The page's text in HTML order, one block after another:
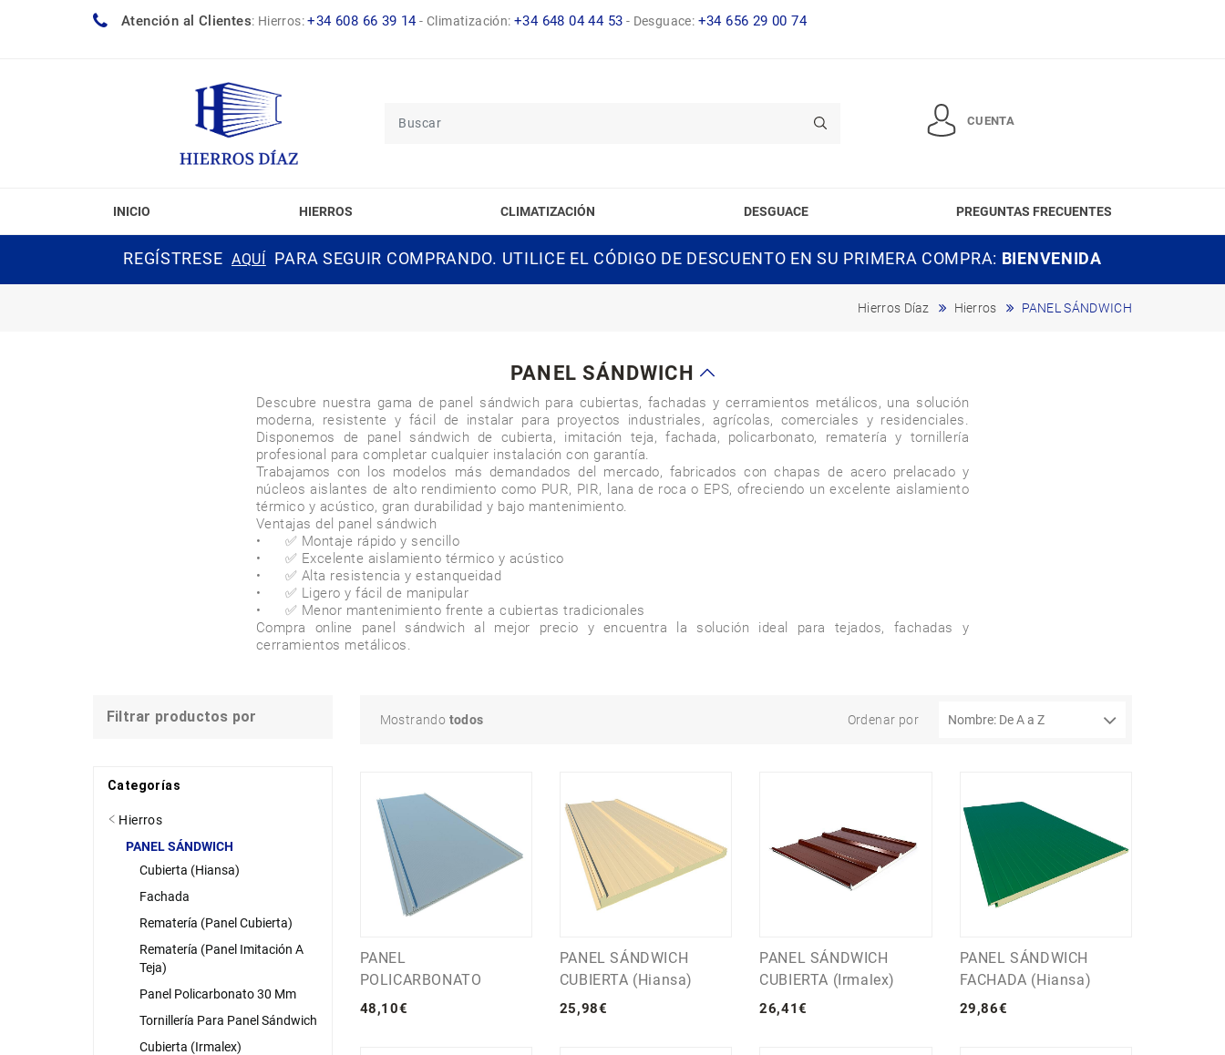
Atención al Clientes: Hierros:+34 608 66 39 14-Climatización:+34 648 04 44 53 - Desguace: +34 656 29 00 74
CUENTA
INICIO HIERROS CLIMATIZACIÓN DESGUACE PREGUNTAS FRECUENTES
REGÍSTRESE AQUÍ PARA SEGUIR COMPRANDO. UTILICE EL CÓDIGO DE DESCUENTO EN SU PRIMERA COMPRA: BIENVENIDA
Hierros Díaz Hierros PANEL SÁNDWICH
PANEL SÁNDWICH
Descubre nuestra gama de panel sándwich para cubiertas, fachadas y cerramientos metálicos, una solución
moderna, resistente y fácil de instalar para proyectos industriales, agrícolas, comerciales y residenciales.
Disponemos de panel sándwich de cubierta, imitación teja, fachada, policarbonato, rematería y tornillería
profesional para completar cualquier instalación con garantía.
Trabajamos con los modelos más demandados del mercado, fabricados con chapas de acero prelacado y
núcleos aislantes de alto rendimiento como PUR, PIR, lana de roca o EPS, ofreciendo un excelente aislamiento
térmico y acústico, gran durabilidad y bajo mantenimiento.
Ventajas del panel sándwich
•	✅ Montaje rápido y sencillo
•	✅ Excelente aislamiento térmico y acústico
•	✅ Alta resistencia y estanqueidad
•	✅ Ligero y fácil de manipular
•	✅ Menor mantenimiento frente a cubiertas tradicionales
Compra online panel sándwich al mejor precio y encuentra la solución ideal para tejados, fachadas y
Mostrando todos Ordenar por
PANEL
POLICARBONATO
48,10€
PANEL SÁNDWICH
CUBIERTA (Hiansa)
25,98€
PANEL SÁNDWICH
CUBIERTA (Irmalex)
26,41€
PANEL SÁNDWICH
FACHADA (Hiansa)
29,86€
Filtrar productos por
Categorías
Hierros
PANEL SÁNDWICH
Cubierta (Hiansa)
Fachada
Rematería (panel Cubierta)
Rematería (panel Imitación A
Teja)
Panel Policarbonato 30 Mm
Tornillería Para Panel Sándwich
Cubierta (Irmalex)